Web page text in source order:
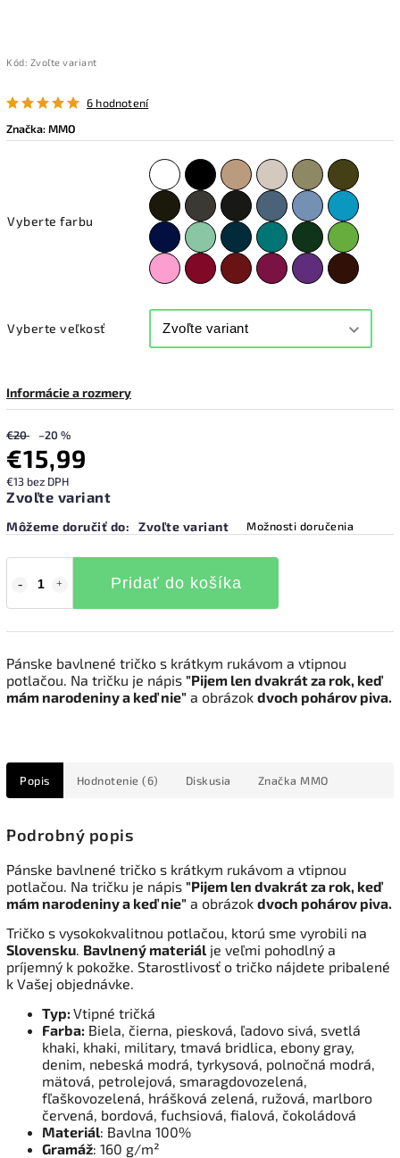
Kód: Zvoľte variant
6 hodnotení
Značka:MMO
Vyberte farbu
Vyberte veľkosť
Informácie a rozmery
€20 –20 %
€15,99
€13 bez DPH
Zvoľte variant
Môžeme doručiť do: Zvoľte variant Možnosti doručenia
Pridať do košíka
Pánske bavlnené tričko s krátkym rukávom a vtipnou
potlačou. Na tričku je nápis "Pijem len dvakrát za rok, keď
mám narodeniny a keď nie" a obrázok dvoch pohárov piva.
Popis Hodnotenie (6) Diskusia Značka MMO
Podrobný popis
Pánske bavlnené tričko s krátkym rukávom a vtipnou
potlačou. Na tričku je nápis "Pijem len dvakrát za rok, keď
mám narodeniny a keď nie" a obrázok dvoch pohárov piva.
Tričko s vysokokvalitnou potlačou, ktorú sme vyrobili na
Slovensku. Bavlnený materiál je veľmi pohodlný a
príjemný k pokožke. Starostlivosť o tričko nájdete pribalené
k Vašej objednávke.
Typ: Vtipné tričká
Farba: Biela, čierna, piesková, ľadovo sivá, svetlá
khaki, khaki, military, tmavá bridlica, ebony gray,
denim, nebeská modrá, tyrkysová, polnočná modrá,
mätová, petrolejová, smaragdovozelená,
fľaškovozelená, hrášková zelená, ružová, marlboro
červená, bordová, fuchsiová, fialová, čokoládová
Materiál: Bavlna 100%
Gramáž: 160 g/m²